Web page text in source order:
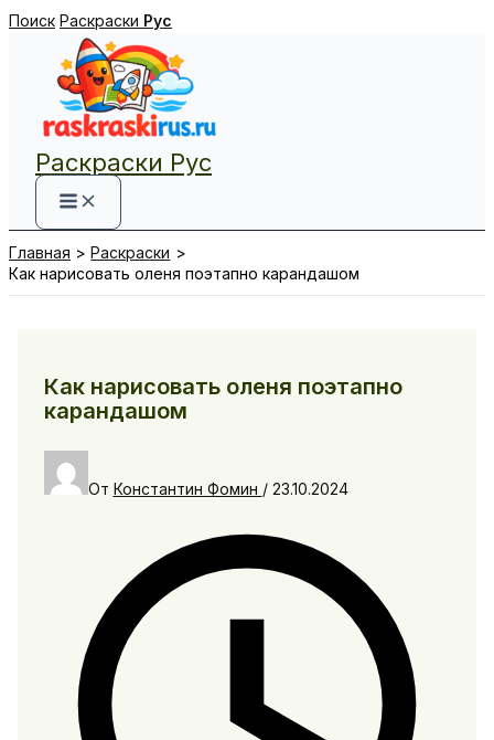
Перейти
содержимому
Поиск Раскраски Рус
Раскраски Рус
Главная
Раскраски
Как нарисовать оленя поэтапно карандашом
Как нарисовать оленя поэтапно
карандашом
От Константин Фомин / 23.10.2024